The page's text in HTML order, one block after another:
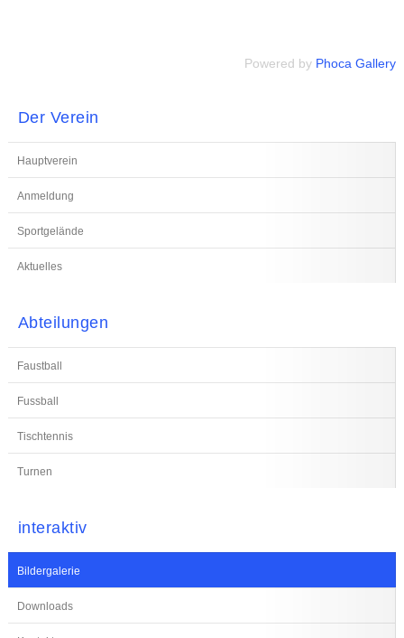
Powered by Phoca Gallery
Der Verein
Hauptverein
Anmeldung
Sportgelände
Aktuelles
Abteilungen
Faustball
Fussball
Tischtennis
Turnen
interaktiv
Bildergalerie
Downloads